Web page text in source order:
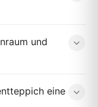
und
eine